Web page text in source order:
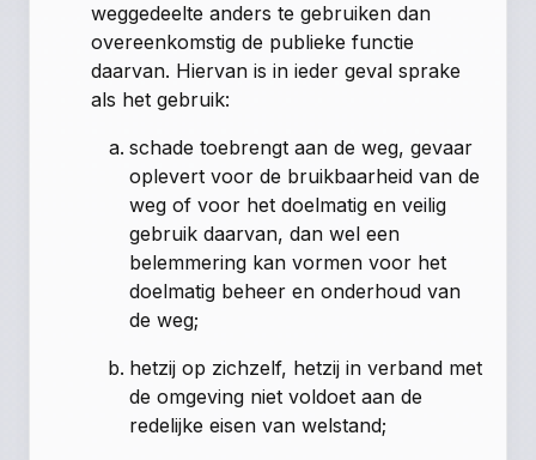
weggedeelte anders te gebruiken dan
overeenkomstig de publieke functie
daarvan. Hiervan is in ieder geval sprake
als het gebruik:
schade toebrengt aan de weg, gevaar
oplevert voor de bruikbaarheid van de
weg of voor het doelmatig en veilig
gebruik daarvan, dan wel een
belemmering kan vormen voor het
doelmatig beheer en onderhoud van
de weg;
hetzij op zichzelf, hetzij in verband met
de omgeving niet voldoet aan de
redelijke eisen van welstand;